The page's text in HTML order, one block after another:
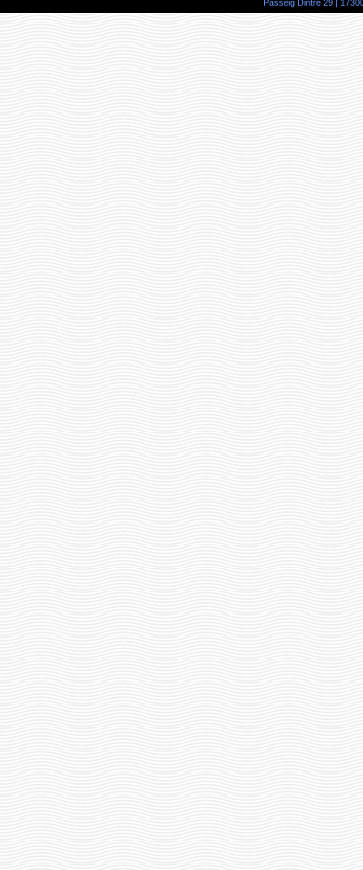
Passeig Dintre 29 |